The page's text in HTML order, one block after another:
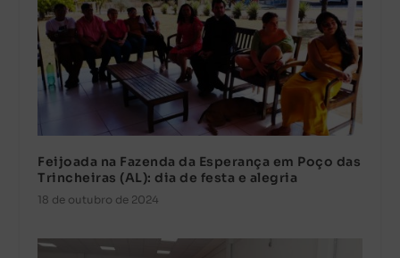
Feijoada na Fazenda da Esperança em Poço das
Trincheiras (AL): dia de festa e alegria
18 de outubro de 2024